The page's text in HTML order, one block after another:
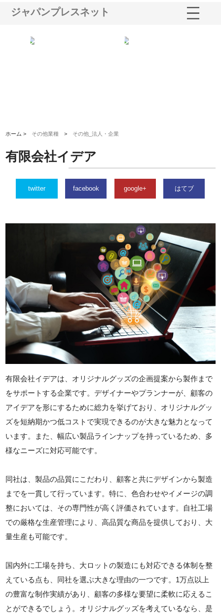
ジャパンプレスネット
ホーム > その他業種 > その他_法人・企業
有限会社イデア
twitter facebook google+ はてブ
有限会社イデアは、オリジナルグッズの企画提案から製作まで
をサポートする企業です。デザイナーやプランナーが、顧客の
アイデアを形にするために総力を挙げており、オリジナルグッ
ズを短納期かつ低コストで実現できるのが大きな魅力となって
います。また、幅広い製品ラインナップを持っているため、多
様なニーズに対応可能です。
同社は、製品の品質にこだわり、顧客と共にデザインから製造
までを一貫して行っています。特に、色合わせやイメージの調
整においては、その専門性が高く評価されています。自社工場
での厳格な生産管理により、高品質な商品を提供しており、大
量生産も可能です。
国内外に工場を持ち、大ロットの製造にも対応できる体制を整
えている点も、同社を選ぶ大きな理由の一つです。1万点以上
の豊富な制作実績があり、顧客の多様な要望に柔軟に応えるこ
とができるでしょう。オリジナルグッズを考えているなら、是